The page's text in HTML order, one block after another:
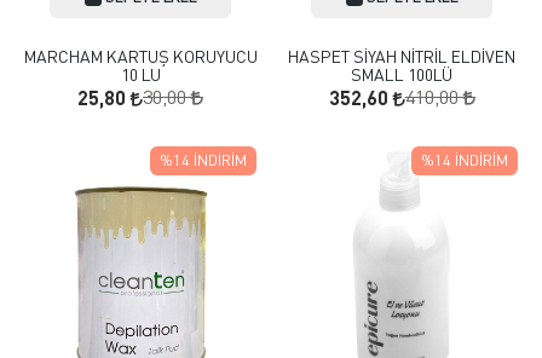
MARCHAM KARTUŞ KORUYUCU
10 LU
25,80 30,00
HASPET SİYAH NİTRİL ELDİVEN
SMALL 100LÜ
352,60 410,00
%14 İNDIRIM %14 İNDIRIM